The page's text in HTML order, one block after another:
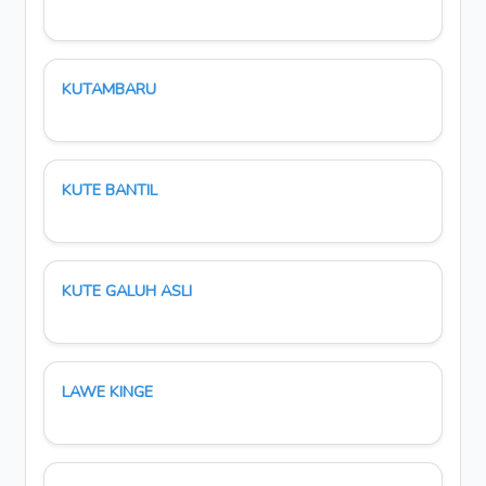
KUTAMBARU
KUTE BANTIL
KUTE GALUH ASLI
LAWE KINGE